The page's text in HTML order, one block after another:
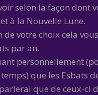
selon la façon dont
à la Nouvelle Lune.
de votre choix cela
par an.
personnellement
que les Esbats
que de ceux-ci